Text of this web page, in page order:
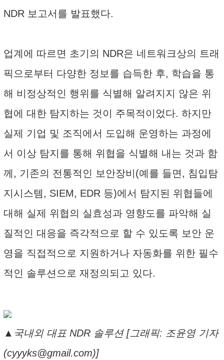
NDR 보고서를 발표했다.
업계에 따르면 초기의 NDR은 네트워크상의 트래
픽으로부터 다양한 정보를 습득한 후, 학습을 통
해 비정상적인 행위를 식별해 알려지지 않은 위
협에 대한 탐지하는 것이 주목적이었다. 하지만
실제 기업 및 조직에서 도입해 운영하는 과정에
서 이상 탐지를 통해 위협을 식별해 내는 것과 함
께, 기존의 전통적인 보안장비(예를 들면, 침입탐
지시스템, SIEM, EDR 등)에서 탐지된 위협들에
대해 실제 위협의 실효성과 영향도를 파악해 실
질적인 대응을 즉각적으로 할 수 있도록 보안 운
영을 직접적으로 지원하거나 자동화를 위한 필수
적인 솔루션으로 재정의되고 있다.
▲국내외 대표 NDR 솔루션 [그래픽: 조윤영 기자
(cyyyks@gmail.com)]